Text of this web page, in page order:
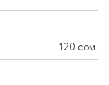
120 сом.